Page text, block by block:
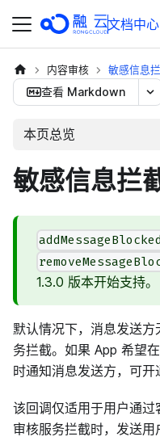
文档中心
内容审核 敏感信息
查看 Markdown
本页总览
敏感信息拦
1.3.0 版本开始支持。
默认情况下，消息发送
务拦截。如果 App 希望
时通知消息发送方，可开
该回调仅适用于用户通
审核服务拦截时，发送